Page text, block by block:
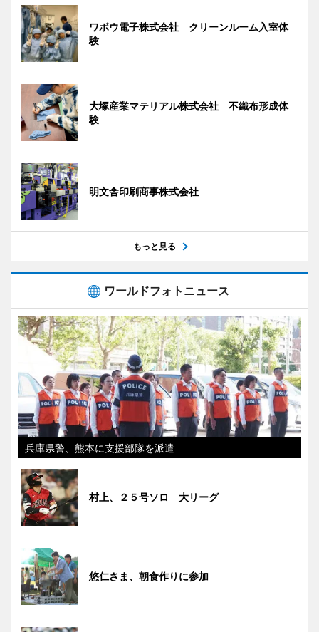
ワボウ電子株式会社 クリーンルーム入室体
験
大塚産業マテリアル株式会社 不織布形成体
験
明文舎印刷商事株式会社
もっと見る
ワールドフォトニュース
兵庫県警、熊本に支援部隊を派遣
村上、２５号ソロ 大リーグ
悠仁さま、朝食作りに参加